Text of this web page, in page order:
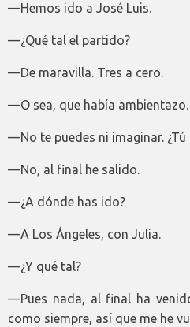
—Hemos ido a José Luis.
—¿Qué tal el partido?
—De maravilla. Tres a cero.
—O sea, que había ambientazo.
—No te puedes ni imaginar.
—No, al final he salido.
—¿A dónde has ido?
—A Los Ángeles, con Julia.
—¿Y qué tal?
—Pues nada, al final ha
como siempre, así que me he